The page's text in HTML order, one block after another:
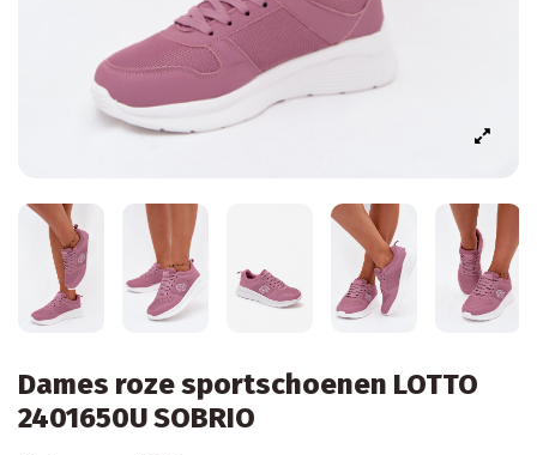
Dames roze sportschoenen LOTTO
2401650U SOBRIO